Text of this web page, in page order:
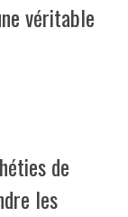
véritable
de
les